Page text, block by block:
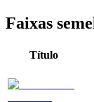
Faixas
Título